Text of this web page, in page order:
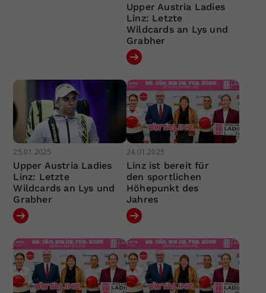
Upper Austria Ladies
Linz: Letzte
Wildcards an Lys und
Grabher
25.01.2025
Upper Austria Ladies
Linz: Letzte
Wildcards an Lys und
Grabher
24.01.2025
Linz ist bereit für
den sportlichen
Höhepunkt des
Jahres